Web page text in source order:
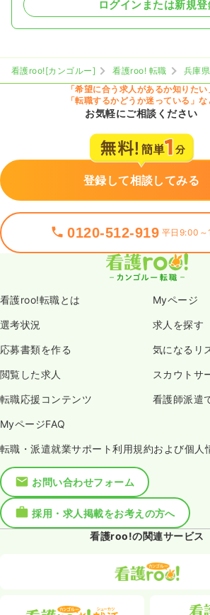
ログインまたは新規
看護roo![カンゴルー] 看護roo! 転職 兵庫県
「希望に合う求人があるか知りたい
「転職するかどうか迷っている」な
お気軽にご相談ください
登録して相談してみる
0120-512-919 平日9:00～
看護roo!転職とは Myページ
選考状況 求人を探す
応募書類を作る 気になるリ
閲覧した求人 スカウトサ
転職応援コンテンツ 看護師派遣
MyページFAQ
転職・派遣就業サポート利用規約および個人
お問い合わせフォーム
採用・求人掲載をお考えの方へ
看護roo!の関連サービス